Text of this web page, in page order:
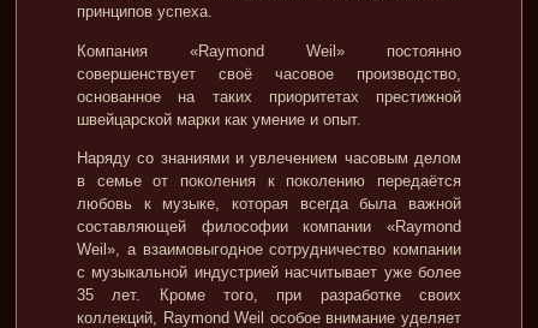
принципов успеха.
Компания «Raymond Weil» постоянно
совершенствует своё часовое производство,
основанное на таких приоритетах престижной
швейцарской марки как умение и опыт.
Наряду со знаниями и увлечением часовым делом
в семье от поколения к поколению передаётся
любовь к музыке, которая всегда была важной
составляющей философии компании «Raymond
Weil», а взаимовыгодное сотрудничество компании
с музыкальной индустрией насчитывает уже более
35 лет. Кроме того, при разработке своих
коллекций, Raymond Weil особое внимание уделяет